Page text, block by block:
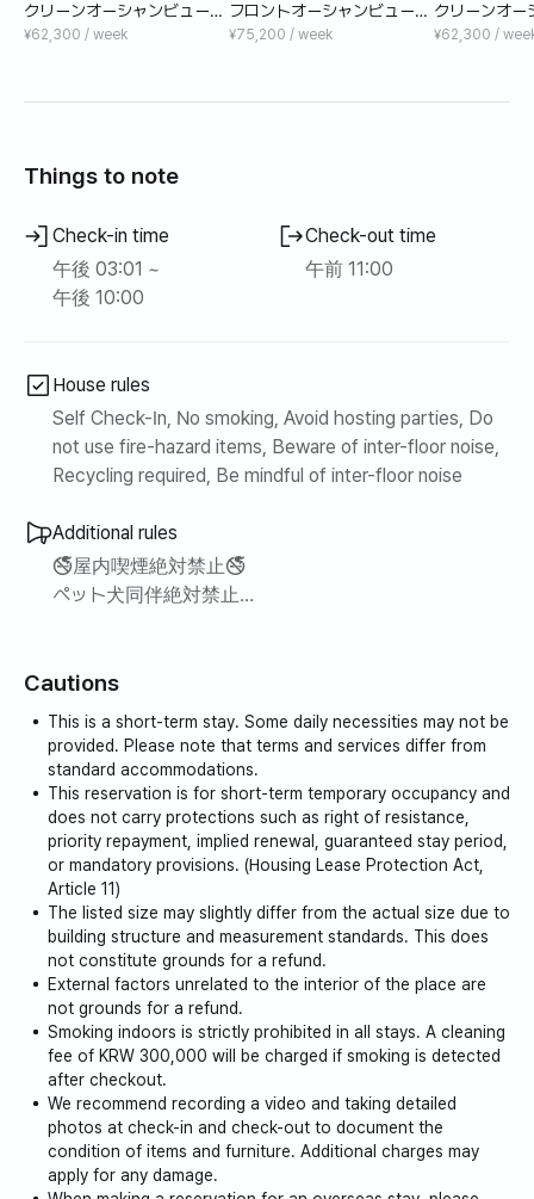
高内砲口と愛越海岸道路は歩いて通うことができ、台所で
が可能です。
本当に静かでロケーションが良くて一ヶ月暮らしにイチオ
シの宿です。
2にはシングルベッド2台、化粧台、ジャンクションがあり
ます。
（宿舎は4人目安で、電装板、暖炉温風機、扇風機もあり
ます。）
システムエアコンはリビングルームと部屋2（お部屋）にあ
り、
ダイニングテーブル、冷蔵庫、洗濯機、ミニ乾燥機があり
ホストである私も一ヶ月生きるところなので、私がしばら
く滞在し、必要なものがあれば、その時、いっぱいにして
おいた空間なので、ほとんどないことなく全部あると見れ
ばいいです！
wifiも使用可能で、ottもディズニープラス、ネットフリッ
クス、クパン、ウェーブ、ティービングなど、みんなで視聴
可能です〜！サウンドバーの設置により、もう少し没入感
あふれる映画視聴も可能です。
すっきりきれいな新築ヴィラで、エレベーターや玄関cctv
など安全に滞在できます。駐車場も常に広く利用可能で
す。
*電気および暖房使用料金が週10万ウォンを超える場合、
超過分は別途決済されます。
**以下の2つが注意してください。**
クリーンオーシャンビューツ
ールーム新築ヴィラ生活イ
¥62,300 / week
フロントオーシャンビュー新
築ツールーム住宅生活イン
¥75,200 / week
クリーンオー
ールーム新
¥62,300 /
Things to note
Check-in time
午後 03:01 ~
午後 10:00
Check-out time
午前 11:00
House rules
Self Check-In, No smoking, Avoid hosting parties, Do
not use fire-hazard items, Beware of inter-floor noise,
Recycling required, Be mindful of inter-floor noise
Additional rules
🚭屋内喫煙絶対禁止🚭
ペット犬同伴絶対禁止
金されません。壁紙の損傷など
修理必要時に請求いたします！）清掃費100万ウォン発
生！
周囲がみんな静かで、夕方に大声で発汗してくれないよ
うにしてください❤️
Cautions
This is a short-term stay. Some daily necessities may not be
provided. Please note that terms and services differ from
standard accommodations.
This reservation is for short-term temporary occupancy and
does not carry protections such as right of resistance,
priority repayment, implied renewal, guaranteed stay period,
or mandatory provisions. (Housing Lease Protection Act,
Article 11)
The listed size may slightly differ from the actual size due to
building structure and measurement standards. This does
not constitute grounds for a refund.
External factors unrelated to the interior of the place are
not grounds for a refund.
Smoking indoors is strictly prohibited in all stays. A cleaning
fee of KRW 300,000 will be charged if smoking is detected
after checkout.
We recommend recording a video and taking detailed
photos at check-in and check-out to document the
condition of items and furniture. Additional charges may
apply for any damage.